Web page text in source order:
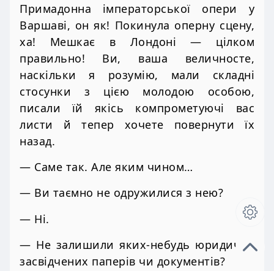
Примадонна імператорської опери у
Варшаві, он як! Покинула оперну сцену,
ха! Мешкає в Лондоні — цілком
правильно! Ви, ваша величносте,
наскільки я розумію, мали складні
стосунки з цією молодою особою,
писали їй якісь компрометуючі вас
листи й тепер хочете повернути їх
назад.
— Саме так. Але яким чином…
— Ви таємно не одружилися з нею?
— Ні.
— Не залишили яких-небудь юридично
засвідчених паперів чи документів?